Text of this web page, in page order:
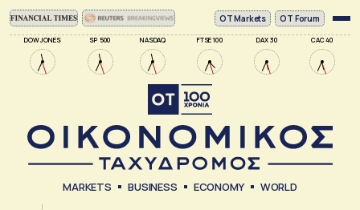
DOW JONES SP 500 NASDAQ FTSE 100 DAX 30 CAC 40
ΟΤ Markets OT Forum
MARKETS BUSINESS ECONOMY WORLD